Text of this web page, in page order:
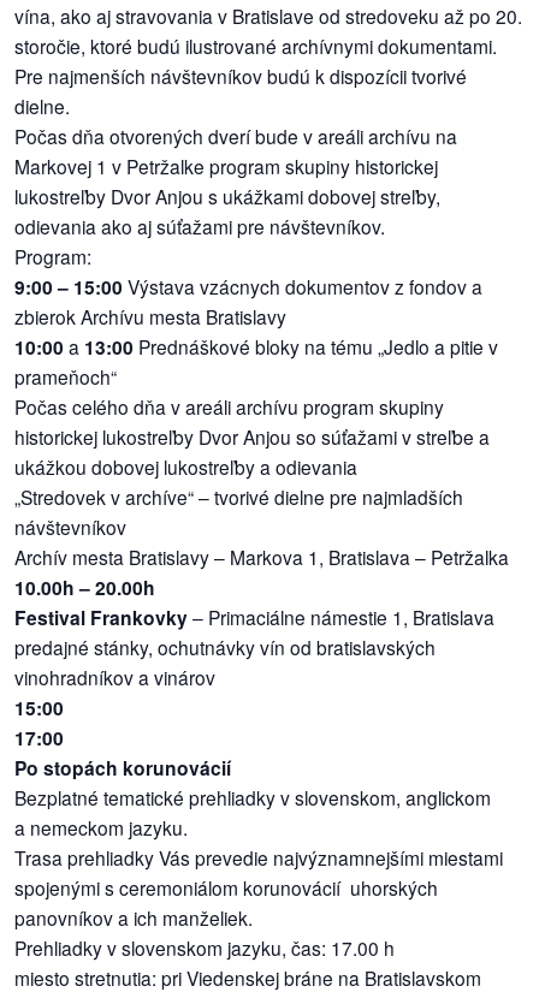
vína, ako aj stravovania v Bratislave od stredoveku až po 20.
storočie, ktoré budú ilustrované archívnymi dokumentami.
Pre najmenších návštevníkov budú k dispozícii tvorivé
dielne.
Počas dňa otvorených dverí bude v areáli archívu na
Markovej 1 v Petržalke program skupiny historickej
lukostreľby Dvor Anjou s ukážkami dobovej streľby,
odievania ako aj súťažami pre návštevníkov.
Program:
9:00 – 15:00 Výstava vzácnych dokumentov z fondov a
zbierok Archívu mesta Bratislavy
10:00 a 13:00 Prednáškové bloky na tému „Jedlo a pitie v
prameňoch“
Počas celého dňa v areáli archívu program skupiny
historickej lukostreľby Dvor Anjou so súťažami v streľbe a
ukážkou dobovej lukostreľby a odievania
„Stredovek v archíve“ – tvorivé dielne pre najmladších
návštevníkov
Archív mesta Bratislavy – Markova 1, Bratislava – Petržalka
10.00h – 20.00h
Festival Frankovky– Primaciálne námestie 1, Bratislava
predajné stánky, ochutnávky vín od bratislavských
vinohradníkov a vinárov
15:00
17:00
Po stopách korunovácií
Bezplatné tematické prehliadky v slovenskom, anglickom
a nemeckom jazyku.
Trasa prehliadky Vás prevedie najvýznamnejšími miestami
spojenými s ceremoniálom korunovácií uhorských
panovníkov a ich manželiek.
Prehliadky v slovenskom jazyku, čas: 17.00 h
miesto stretnutia: pri Viedenskej bráne na Bratislavskom